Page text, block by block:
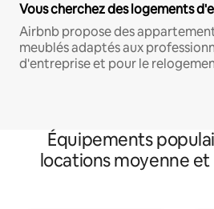
Vous cherchez des logements
Airbnb propose des
meublés adaptés aux
d'entreprise et pour le
Équipements
locations moyenne